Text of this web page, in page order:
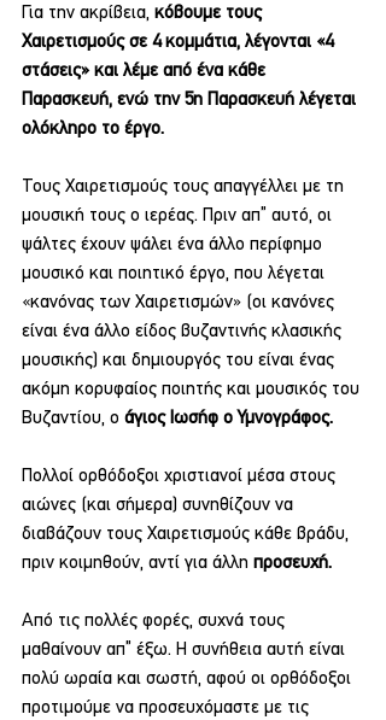
Για την ακρίβεια, κόβουμε τους
Χαιρετισμούς σε 4 κομμάτια, λέγονται «4
στάσεις» και λέμε από ένα κάθε
Παρασκευή, ενώ την 5η Παρασκευή λέγεται
ολόκληρο το έργο.
Τους Χαιρετισμούς τους απαγγέλλει με τη
μουσική τους ο ιερέας. Πριν απ” αυτό, οι
ψάλτες έχουν ψάλει ένα άλλο περίφημο
μουσικό και ποιητικό έργο, που λέγεται
«κανόνας των Χαιρετισμών» (οι κανόνες
είναι ένα άλλο είδος βυζαντινής κλασικής
μουσικής) και δημιουργός του είναι ένας
ακόμη κορυφαίος ποιητής και μουσικός του
Βυζαντίου, ο άγιος Ιωσήφ ο Υμνογράφος.
Πολλοί ορθόδοξοι χριστιανοί μέσα στους
αιώνες (και σήμερα) συνηθίζουν να
διαβάζουν τους Χαιρετισμούς κάθε βράδυ,
πριν κοιμηθούν, αντί για άλλη προσευχή.
Από τις πολλές φορές, συχνά τους
μαθαίνουν απ” έξω. Η συνήθεια αυτή είναι
πολύ ωραία και σωστή, αφού οι ορθόδοξοι
προτιμούμε να προσευχόμαστε με τις